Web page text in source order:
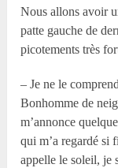
Nous allons avoir
patte gauche de
picotements très
– Je ne le
Bonhomme de
m’annonce
qui m’a regardé si
appelle le soleil, je